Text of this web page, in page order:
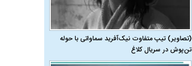
(تصاویر) تیپ متفاوت نیک‌آفرید سماواتی با حوله
تن‌پوش در سریال کلاغ